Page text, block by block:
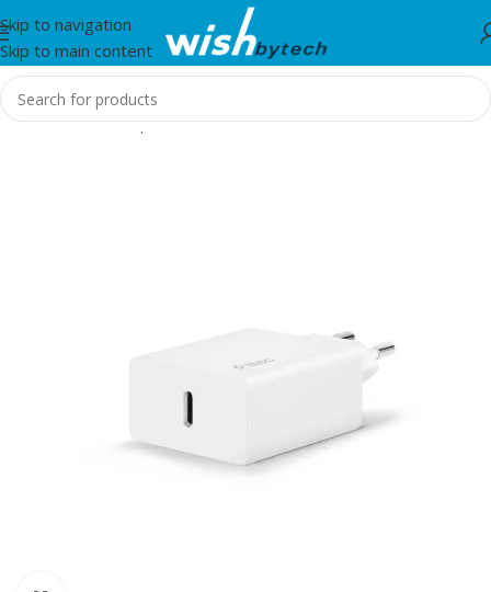
Skip to navigation
Skip to main content
Home/Aksesorë për telefon, tablet dhe smartwatch/TTEC